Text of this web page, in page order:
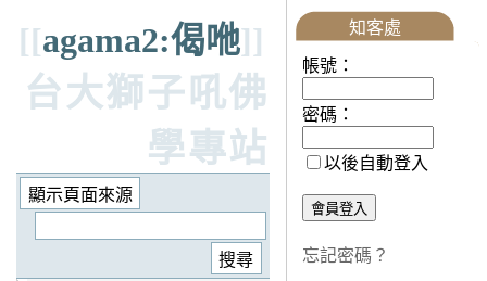
[[agama2:偈咃]]
台大獅子吼佛
學專站
知客處
帳號：
密碼：
以後自動登入
忘記密碼？